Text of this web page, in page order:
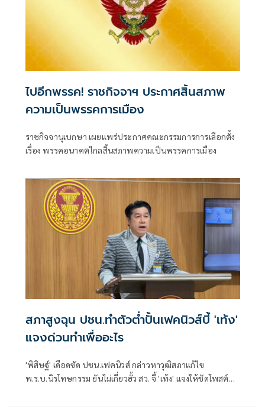
ไปอีกพรรค! ราชกิจจาฯ ประกาศสิ้นสภาพ
ความเป็นพรรคการเมือง
ราชกิจจานุเบกษา เผยแพร่ประกาศคณะกรรมการการเลือกตั้ง
เรื่อง พรรคอนาคตไกลสิ้นสภาพความเป็นพรรคการเมือง
สภาสูงฉุน ปชน.ทำตัวต่ำปั้นเฟคนิวส์บี้ 'เท้ง'
แจงด่วนทำเพื่ออะไร
'พิสิษฐ์' เดือดซัด ปชน.เฟคนิวส์ กล่าวหาวุฒิสภาแก้ไข
พ.ร.บ.นิรโทษกรรม ยันไม่เกี่ยวฮั้ว สว. จี้ 'เท้ง' แจงให้ชัดโพสต์